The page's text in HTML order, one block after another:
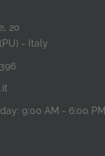
20
- Italy
9:00 AM - 6:00 PM